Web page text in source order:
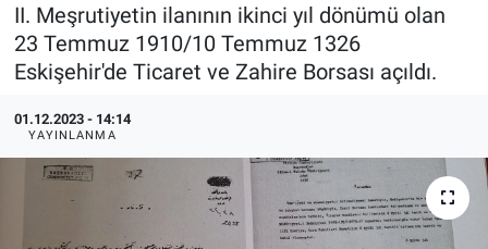
II. Meşrutiyetin ilanının ikinci yıl dönümü olan
23 Temmuz 1910/10 Temmuz 1326
Eskişehir'de Ticaret ve Zahire Borsası açıldı.
01.12.2023 - 14:14
YAYINLANMA
Sağlık
Ekonomi
Politika
Bilecik
Haber Arşivi